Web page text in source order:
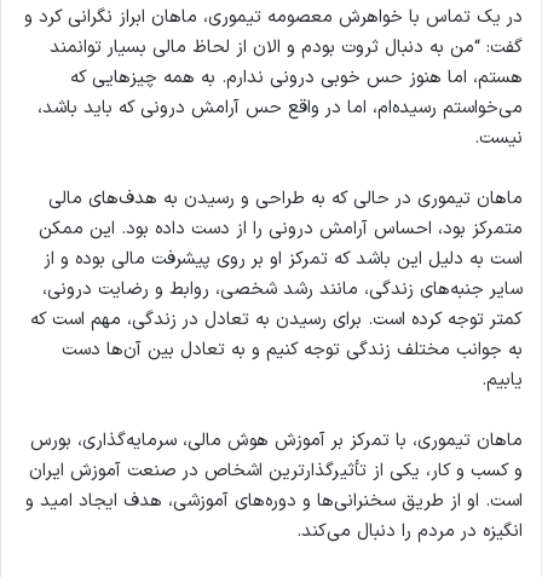
در یک تماس با خواهرش معصومه تیموری، ماهان ابراز نگرانی کرد و
گفت: “من به دنبال ثروت بودم و الان از لحاظ مالی بسیار توانمند
هستم، اما هنوز حس خوبی درونی ندارم. به همه چیزهایی که
می‌خواستم رسیده‌ام، اما در واقع حس آرامش درونی که باید باشد،
نیست.
ماهان تیموری در حالی که به طراحی و رسیدن به هدف‌های مالی
متمرکز بود، احساس آرامش درونی را از دست داده بود. این ممکن
است به دلیل این باشد که تمرکز او بر روی پیشرفت مالی بوده و از
سایر جنبه‌های زندگی، مانند رشد شخصی، روابط و رضایت درونی،
کمتر توجه کرده است. برای رسیدن به تعادل در زندگی، مهم است که
به جوانب مختلف زندگی توجه کنیم و به تعادل بین آن‌ها دست
یابیم.
ماهان تیموری، با تمرکز بر آموزش هوش مالی، سرمایه‌گذاری، بورس
و کسب و کار، یکی از تأثیرگذارترین اشخاص در صنعت آموزش ایران
است. او از طریق سخنرانی‌ها و دوره‌های آموزشی، هدف ایجاد امید و
انگیزه در مردم را دنبال می‌کند.